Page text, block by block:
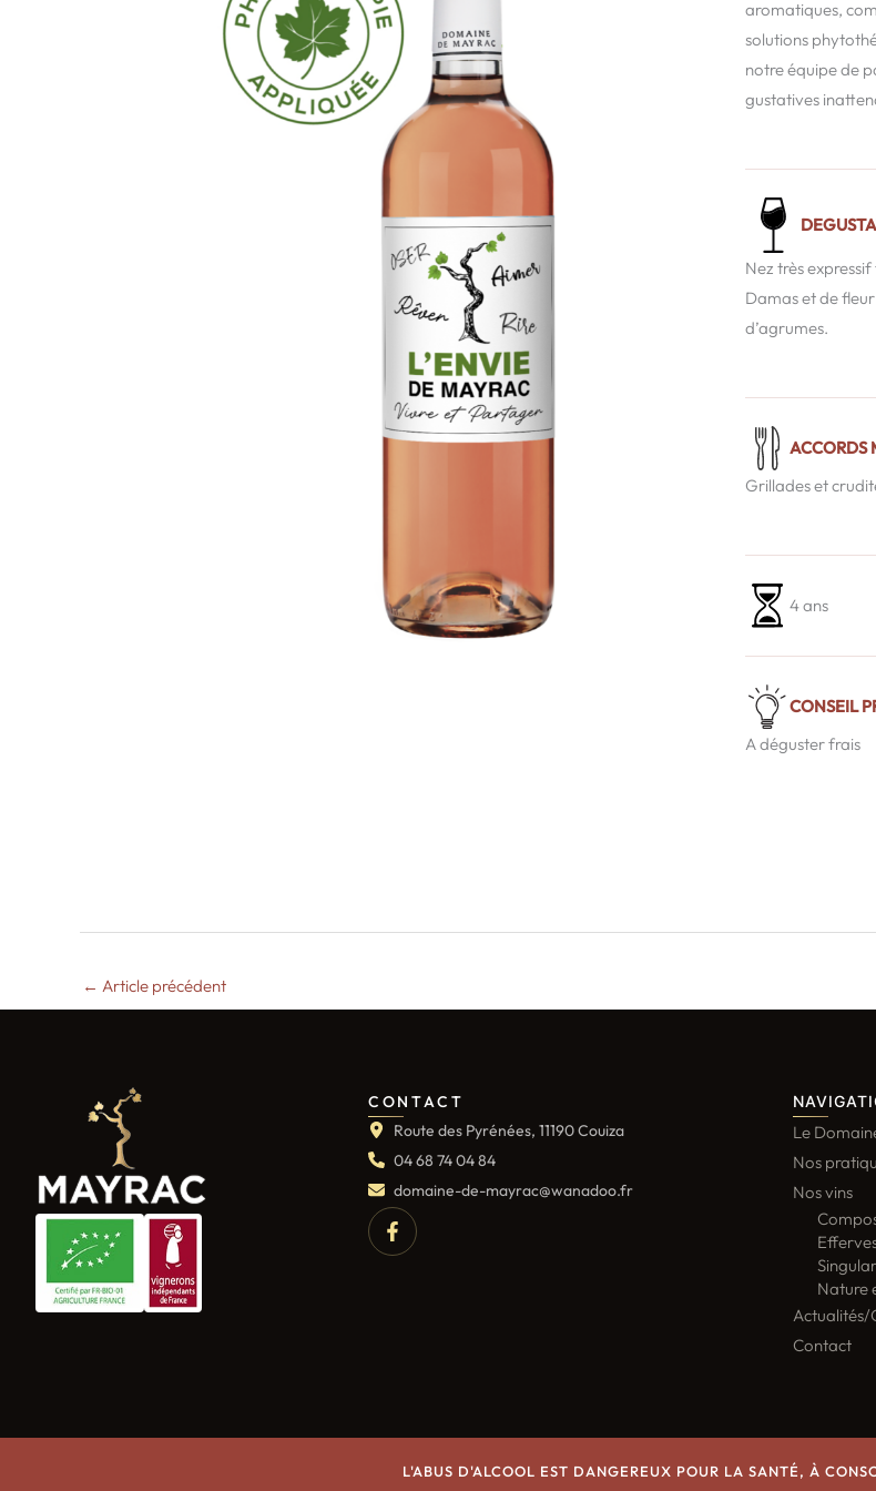
aromatiques,
solutions
notre équipe de
gustatives
Nez très
Damas et de
d’agrumes.
ACCORDS
Grillades et
4 ans
CONSEIL
A déguster frais
← Article précédent
CONTACT
Route des Pyrénées, 11190 Couiza
04 68 74 04 84
domaine-de-mayrac@wanadoo.fr
Le
Nos
Nos vins
Nature
Actualités/
Contact
L'ABUS D'ALCOOL EST DANGEREUX POUR LA SANTÉ, À